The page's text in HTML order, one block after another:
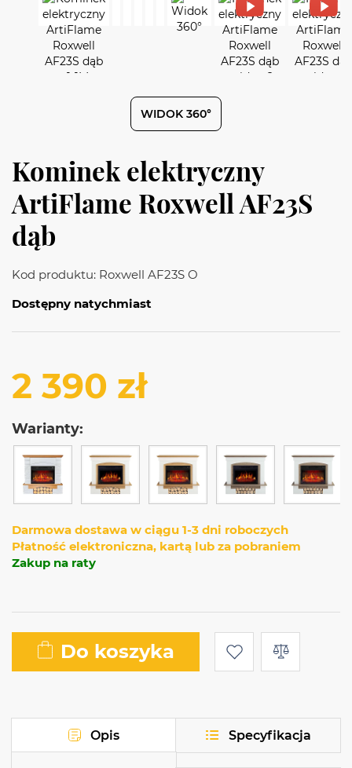
WIDOK 360°
Kominek elektryczny
ArtiFlame Roxwell AF23S
dąb
Kod produktu: Roxwell AF23S O
Dostępny natychmiast
2 390 zł
Warianty:
Darmowa dostawa w ciągu 1-3 dni roboczych
Płatność elektroniczna, kartą lub za pobraniem
Zakup na raty
Do koszyka
Opis Specyfikacja